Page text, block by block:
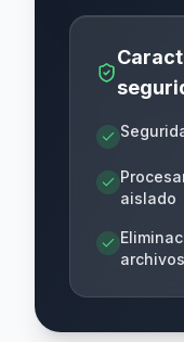
aislado
archivos